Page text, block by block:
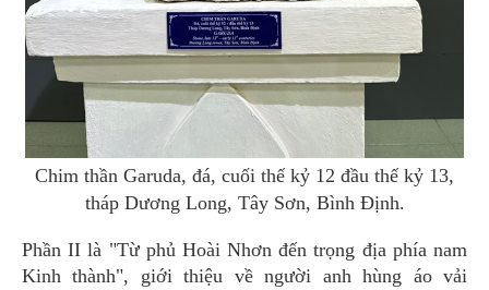
Chim thần Garuda, đá, cuối thế kỷ 12 đầu thế kỷ 13,
tháp Dương Long, Tây Sơn, Bình Định.
Phần II là "Từ phủ Hoài Nhơn đến trọng địa phía nam
Kinh thành", giới thiệu về người anh hùng áo vải